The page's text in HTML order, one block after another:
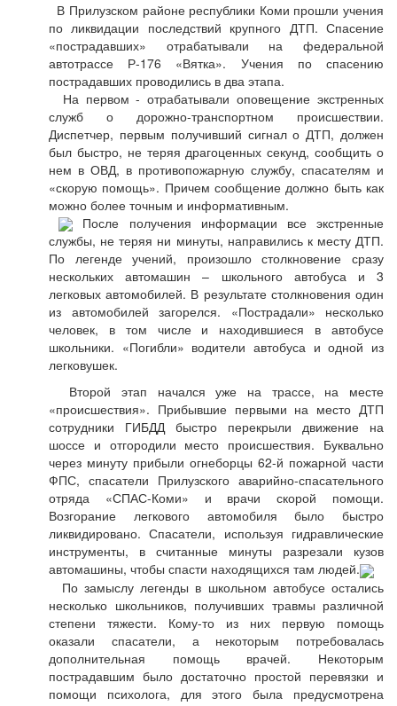
В Прилузском районе республики Коми прошли учения
по ликвидации последствий крупного ДТП. Спасение
«пострадавших» отрабатывали на федеральной
автотрассе Р-176 «Вятка». Учения по спасению
пострадавших проводились в два этапа.
На первом - отрабатывали оповещение экстренных
служб о дорожно-транспортном происшествии.
Диспетчер, первым получивший сигнал о ДТП, должен
был быстро, не теряя драгоценных секунд, сообщить о
нем в ОВД, в противопожарную службу, спасателям и
«скорую помощь». Причем сообщение должно быть как
можно более точным и информативным.
После получения информации все экстренные
службы, не теряя ни минуты, направились к месту ДТП.
По легенде учений, произошло столкновение сразу
нескольких автомашин – школьного автобуса и 3
легковых автомобилей. В результате столкновения один
из автомобилей загорелся. «Пострадали» несколько
человек, в том числе и находившиеся в автобусе
школьники. «Погибли» водители автобуса и одной из
легковушек.
Второй этап начался уже на трассе, на месте
«происшествия». Прибывшие первыми на место ДТП
сотрудники ГИБДД быстро перекрыли движение на
шоссе и отгородили место происшествия. Буквально
через минуту прибыли огнеборцы 62-й пожарной части
ФПС, спасатели Прилузского аварийно-спасательного
отряда «СПАС-Коми» и врачи скорой помощи.
Возгорание легкового автомобиля было быстро
ликвидировано. Спасатели, используя гидравлические
инструменты, в считанные минуты разрезали кузов
автомашины, чтобы спасти находящихся там людей.
По замыслу легенды в школьном автобусе остались
несколько школьников, получивших травмы различной
степени тяжести. Кому-то из них первую помощь
оказали спасатели, а некоторым потребовалась
дополнительная помощь врачей. Некоторым
пострадавшим было достаточно простой перевязки и
помощи психолога, для этого была предусмотрена